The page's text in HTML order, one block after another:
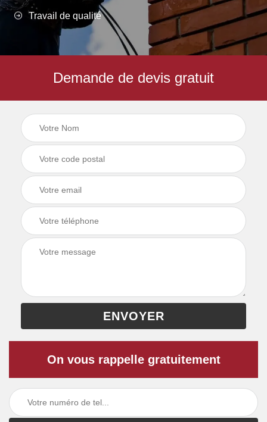
Travail de qualité
Demande de devis gratuit
On vous rappelle gratuitement